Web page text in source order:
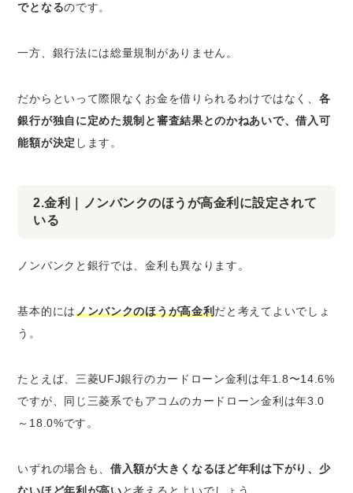
でとなるのです。
一方、銀行法には総量規制がありません。
だからといって際限なくお金を借りられるわけではなく、 各
銀行が独自に定めた規制と審査結果とのかねあいで、借入可
能額が決定 します。
2.金利｜ノンバンクのほうが高金利に設定されて
いる
ノンバンクと銀行では、金利も異なります。
基本的にはノンバンクのほうが高金利だと考えてよいでしょ
う。
たとえば、三菱UFJ銀行のカードローン金利は年1.8〜14.6%
ですが、同じ三菱系でもアコムのカードローン金利は年3.0
～18.0%です。
いずれの場合も、借入額が大きくなるほど年利は下がり、少